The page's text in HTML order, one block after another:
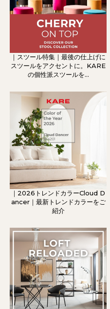
｜スツール特集｜最後の仕上げに
スツールをアクセントに。KARE
の個性派スツールを...
｜2026トレンドカラーCloud D
ancer｜最新トレンドカラーをご
紹介